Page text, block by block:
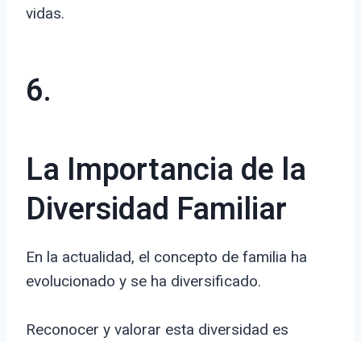
vidas.
6.
La Importancia de la
Diversidad Familiar
En la actualidad, el concepto de familia ha
evolucionado y se ha diversificado.
Reconocer y valorar esta diversidad es